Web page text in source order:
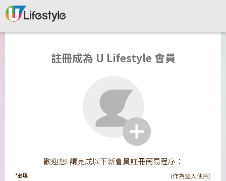
註冊成為 U Lifestyle 會員
歡迎您! 請完成以下新會員註冊簡易程序：
*必填 (作為登入使用)